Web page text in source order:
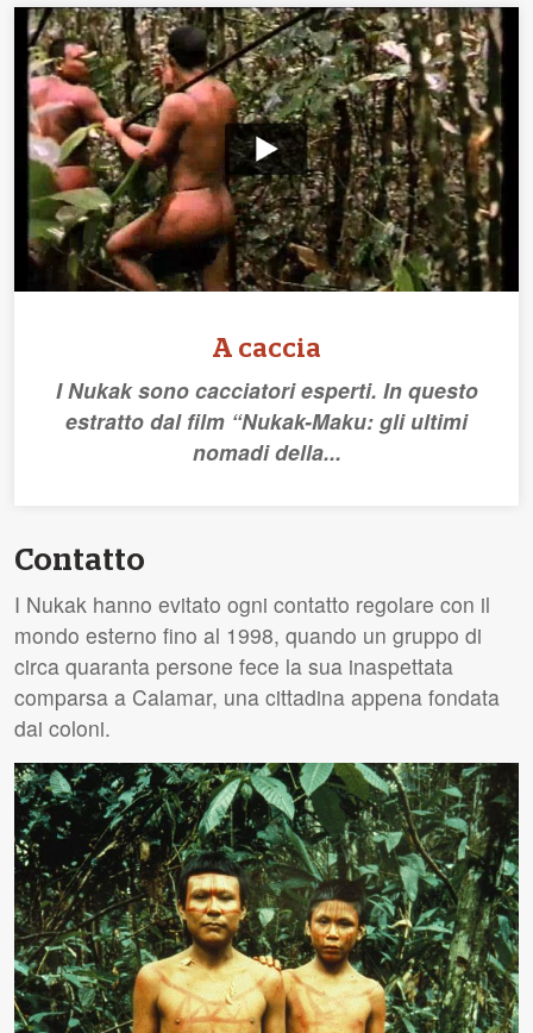
A caccia
I Nukak sono cacciatori esperti. In questo
estratto dal film “Nukak-Maku: gli ultimi
nomadi della...
Contatto
I Nukak hanno evitato ogni contatto regolare con il
mondo esterno fino al 1998, quando un gruppo di
circa quaranta persone fece la sua inaspettata
comparsa a Calamar, una cittadina appena fondata
dai coloni.